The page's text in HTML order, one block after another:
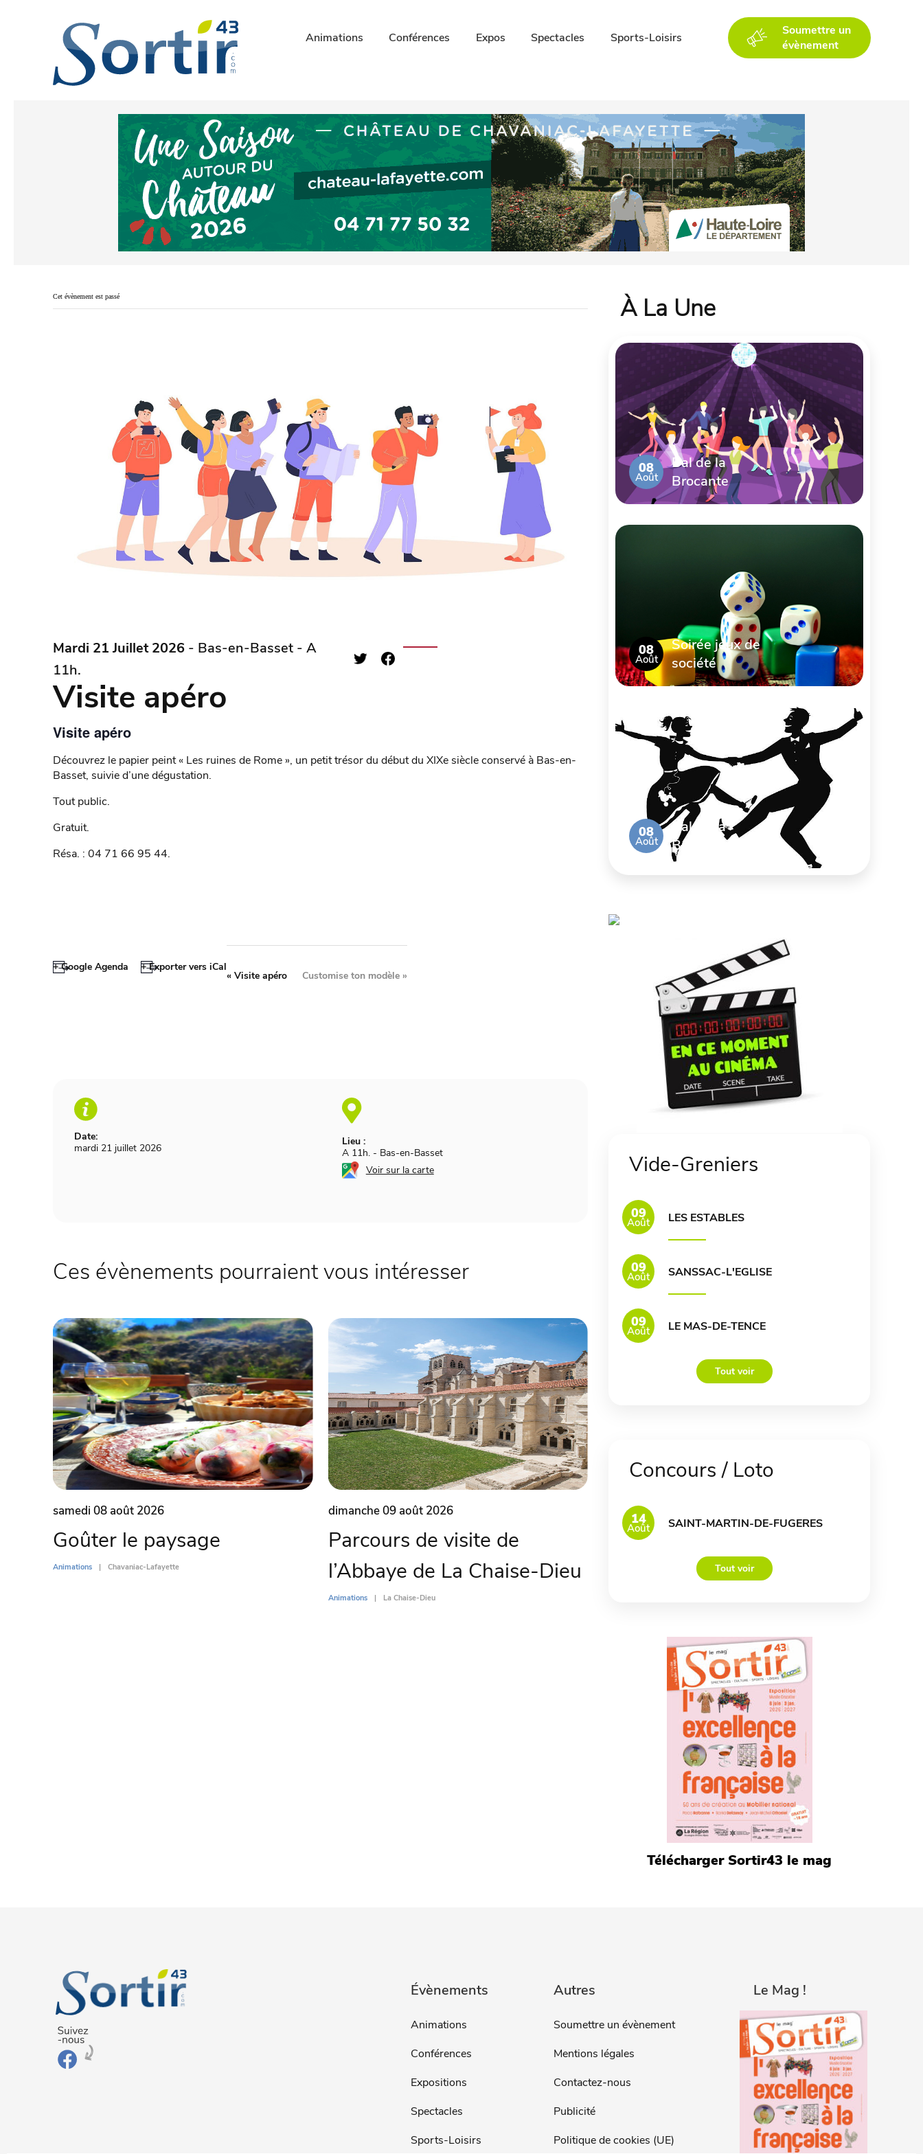
Animations Conférences Expos Spectacles Sports-Loisirs
Soumettre un
évènement
Cet évènement est passé
Mardi 21 Juillet 2026 - Bas-en-Basset - A
11h.
Visite apéro
Visite apéro
Découvrez le papier peint « Les ruines de Rome », un petit trésor du début du XIXe siècle conservé à Bas-en-
Basset, suivie d’une dégustation.
Tout public.
Gratuit.
Résa. : 04 71 66 95 44.
+ Google Agenda + Exporter vers iCal
Date:
mardi 21 juillet 2026
Lieu :
A 11h. - Bas-en-Basset
Voir sur la carte
«Visite apéro Customise ton modèle »
Ces évènements pourraient vous intéresser
samedi 08 août 2026
Goûter le paysage
Animations Chavaniac-Lafayette
dimanche 09 août 2026
Parcours de visite de
l’Abbaye de La Chaise-Dieu
Animations La Chaise-Dieu
À La Une
08
Août
Bal de la
Brocante
08
Août
Soirée jeux de
société
08
Août
Bal de la
Brocante
Vide-Greniers
09
Août LES ESTABLES
09
Août SANSSAC-L'EGLISE
09
Août LE MAS-DE-TENCE
Tout voir
Concours / Loto
14
Août SAINT-MARTIN-DE-FUGERES
Tout voir
Télécharger Sortir43 le mag
Évènements
Animations
Conférences
Expositions
Spectacles
Sports-Loisirs
Autres
Soumettre un évènement
Mentions légales
Contactez-nous
Publicité
Politique de cookies (UE)
Le Mag !